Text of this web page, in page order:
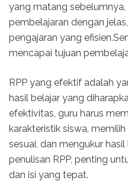
yang matang
pembelajaran dengan
pengajaran yang
mencapai tujuan
RPP yang efektif adalah
hasil belajar yang
efektivitas, guru harus
karakteristik siswa,
sesuai, dan mengukur
penulisan RPP, penting
dan isi yang tepat.